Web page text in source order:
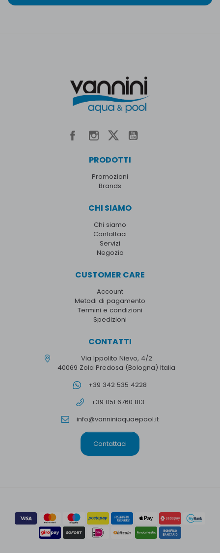
PRODOTTI
Promozioni
Brands
CHI SIAMO
Chi siamo
Contattaci
Servizi
Negozio
CUSTOMER CARE
Account
Metodi di pagamento
Termini e condizioni
Spedizioni
CONTATTI
Via Ippolito Nievo, 4/2
40069 Zola Predosa (Bologna) Italia
+39 342 535 4228
+39 051 6760 813
info@vanniniaquaepool.it
Contattaci